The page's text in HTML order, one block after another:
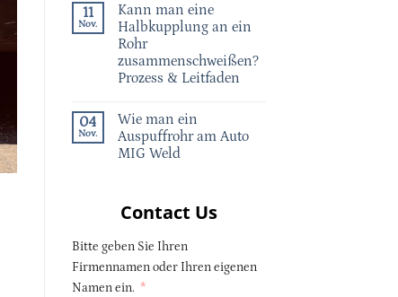
11
Nov.
Kann man eine
Halbkupplung an ein
Rohr
zusammenschweißen?
Prozess & Leitfaden
04
Nov.
Wie man ein
Auspuffrohr am Auto
MIG Weld
Contact Us
Bitte geben Sie Ihren
Firmennamen oder Ihren eigenen
Namen ein.